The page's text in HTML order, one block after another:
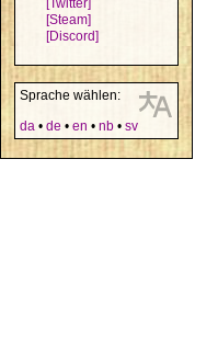
[Twitter]
[Steam]
[Discord]
Sprache wählen:
da • de • en • nb • sv